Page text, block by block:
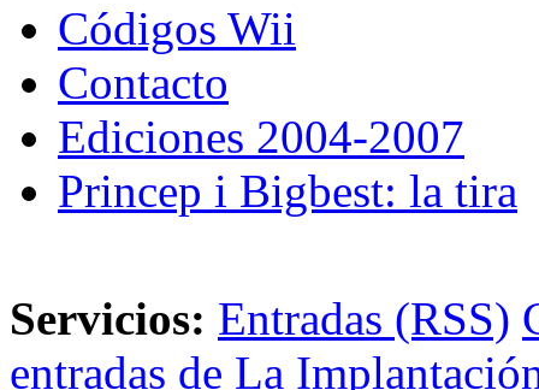
Códigos Wii
Contacto
Ediciones 2004-2007
Princep i Bigbest: la tira
Servicios: Entradas (RSS)
entradas de La